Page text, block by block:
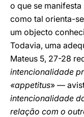
o que se
como tal orienta-
um objecto
Todavia, uma
Mateus 5, 27-28
intencionalidade
«appetitus» —
intencionalidade
relação com o